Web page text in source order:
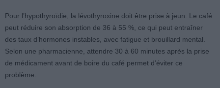
Pour l’hypothyroïdie, la lévothyroxine doit être prise à jeun. Le café
peut réduire son absorption de 36 à 55 %, ce qui peut entraîner
des taux d’hormones instables, avec fatigue et brouillard mental.
Selon une pharmacienne, attendre 30 à 60 minutes après la prise
de médicament avant de boire du café permet d’éviter ce
problème.